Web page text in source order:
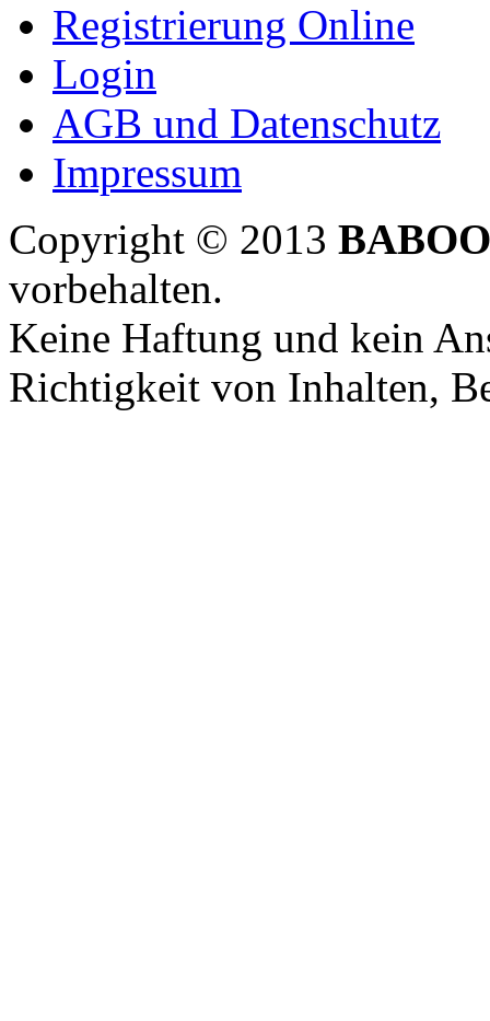
Registrierung Online
Login
AGB und Datenschutz
Impressum
Copyright © 2013
vorbehalten.
Keine Haftung und kein
Richtigkeit von Inhalten,